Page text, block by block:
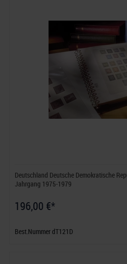
Deutschland Deutsche Demokratische
Jahrgang 1975-1979
196,00 €*
Best.Nummer dT121D